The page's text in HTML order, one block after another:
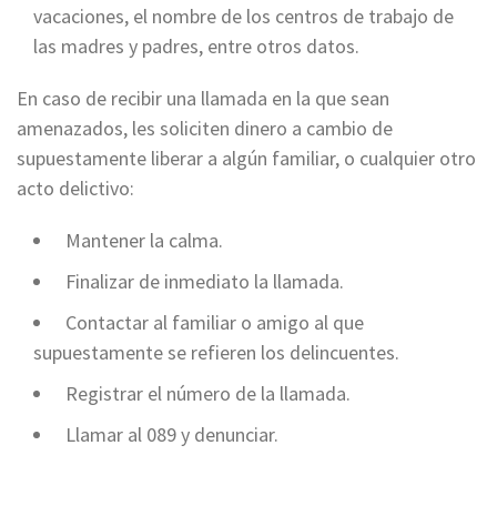
vacaciones, el nombre de los centros de trabajo de
las madres y padres, entre otros datos.
En caso de recibir una llamada en la que sean
amenazados, les soliciten dinero a cambio de
supuestamente liberar a algún familiar, o cualquier otro
acto delictivo:
⁠ ⁠Mantener la calma.
⁠ ⁠Finalizar de inmediato la llamada.
⁠ ⁠Contactar al familiar o amigo al que
supuestamente se refieren los delincuentes.
⁠ ⁠Registrar el número de la llamada.
⁠ ⁠Llamar al 089 y denunciar.